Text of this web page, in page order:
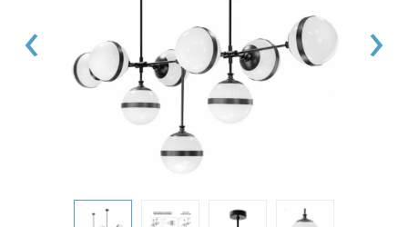
‹ ›